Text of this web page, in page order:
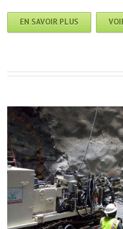
EN SAVOIR PLUS